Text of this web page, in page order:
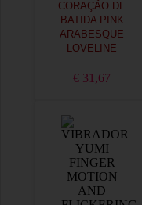
CORAÇÃO DE
BATIDA PINK
ARABESQUE
LOVELINE
€ 31,67